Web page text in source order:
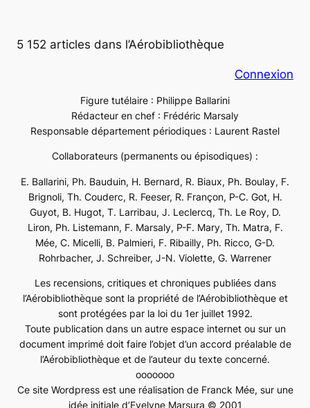
5 152 articles dans l’Aérobibliothèque
Connexion
Figure tutélaire : Philippe Ballarini
Rédacteur en chef : Frédéric Marsaly
Responsable département périodiques : Laurent Rastel
Collaborateurs (permanents ou épisodiques) :
E. Ballarini, Ph. Bauduin, H. Bernard, R. Biaux, Ph. Boulay, F.
Brignoli, Th. Couderc, R. Feeser, R. Françon, P-C. Got, H.
Guyot, B. Hugot, T. Larribau, J. Leclercq, Th. Le Roy, D.
Liron, Ph. Listemann, F. Marsaly, P-F. Mary, Th. Matra, F.
Mée, C. Micelli, B. Palmieri, F. Ribailly, Ph. Ricco, G-D.
Rohrbacher, J. Schreiber, J-N. Violette, G. Warrener
Les recensions, critiques et chroniques publiées dans
l’Aérobibliothèque sont la propriété de l’Aérobibliothèque et
sont protégées par la loi du 1er juillet 1992.
Toute publication dans un autre espace internet ou sur un
document imprimé doit faire l’objet d’un accord préalable de
l’Aérobibliothèque et de l’auteur du texte concerné.
ooooooo
Ce site Wordpress est une réalisation de Franck Mée, sur une
idée initiale d’Evelyne Marsura © 2001